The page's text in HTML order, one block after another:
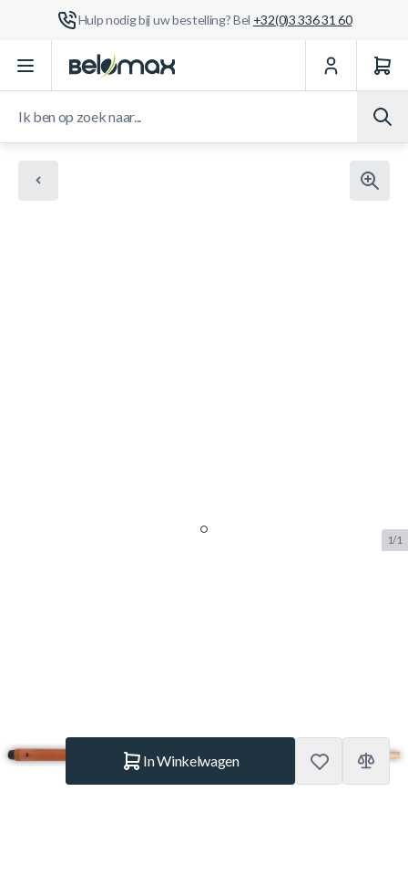
Hulp nodig bij uw bestelling? Bel +32(0)3 336 31 60
Ga naar de inhoud
1/1
Aantal
In Winkelwagen